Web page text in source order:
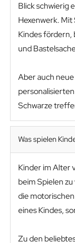
Blick schwierig
Hexenwerk. Mit
Kindes fördern,
und
Aber auch
Schwarze
Was spielen
Kinder im Alter
beim Spielen
die
eines Kindes,
Zu den